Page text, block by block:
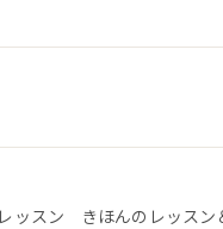
ッスン きほんのレッスン